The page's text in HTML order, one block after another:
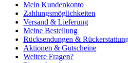
Mein Kundenkonto
Zahlungsmöglichkeiten
Versand & Lieferung
Meine Bestellung
Rücksendungen &
Aktionen & Gutscheine
Weitere Fragen?